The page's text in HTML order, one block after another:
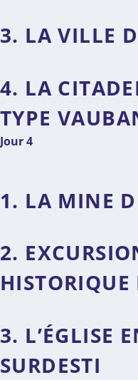
3. LA VILLE
4. LA
TYPE
Jour 4
1. LA MINE
2.
3. L’ÉGLISE
SURDESTI